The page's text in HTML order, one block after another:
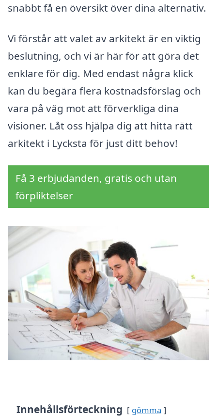
snabbt få en översikt över dina alternativ.
Vi förstår att valet av arkitekt är en viktig
beslutning, och vi är här för att göra det
enklare för dig. Med endast några klick
kan du begära flera kostnadsförslag och
vara på väg mot att förverkliga dina
visioner. Låt oss hjälpa dig att hitta rätt
arkitekt i Lycksta för just ditt behov!
Få 3 erbjudanden, gratis och utan
förpliktelser
Innehållsförteckning gömma